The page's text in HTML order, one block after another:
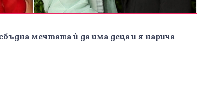
мечтата ѝ да има деца и я нарича